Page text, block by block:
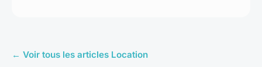
← Voir tous les articles Location